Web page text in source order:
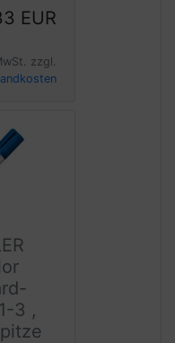
EUR
zzgl.
3 ,